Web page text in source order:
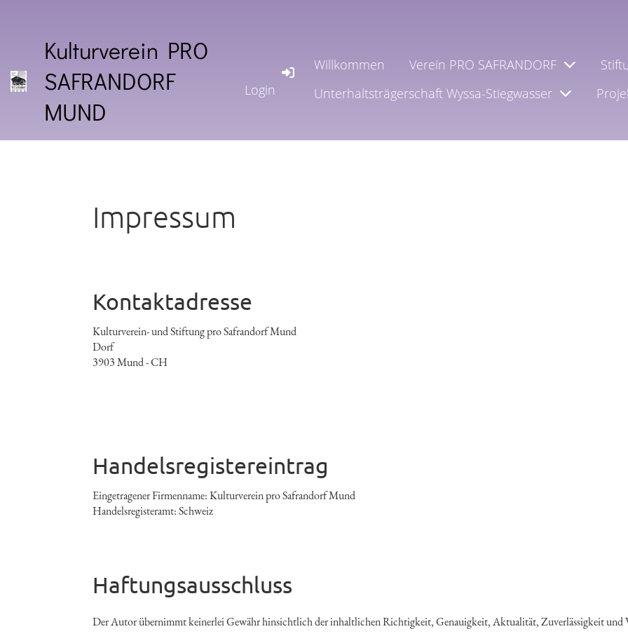
Willkommen Verein PRO SAFRANDORF
Unterhaltsträgerschaft Wyssa-Stiegwasser
Login
Kulturverein PRO
SAFRANDORF
MUND
Impressum
Kontaktadresse
Kulturverein- und Stiftung pro Safrandorf Mund
Dorf
3903 Mund - CH
Handelsregistereintrag
Eingetragener Firmenname: Kulturverein pro Safrandorf Mund
Handelsregisteramt: Schweiz
Haftungsausschluss
Der Autor übernimmt keinerlei Gewähr hinsichtlich der inhaltlichen Richtigkeit, Genauigkeit, Aktualität, Zuverlässigkeit und